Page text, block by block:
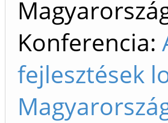
Konferencia:
fejlesztések